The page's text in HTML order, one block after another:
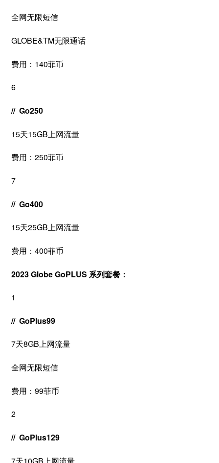
全网无限短信
GLOBE&TM无限通话
费用：140菲币
6
// Go250
15天15GB上网流量
费用：250菲币
7
// Go400
15天25GB上网流量
费用：400菲币
2023 Globe GoPLUS 系列套餐：
1
// GoPlus99
7天8GB上网流量
全网无限短信
费用：99菲币
2
// GoPlus129
7天10GB上网流量